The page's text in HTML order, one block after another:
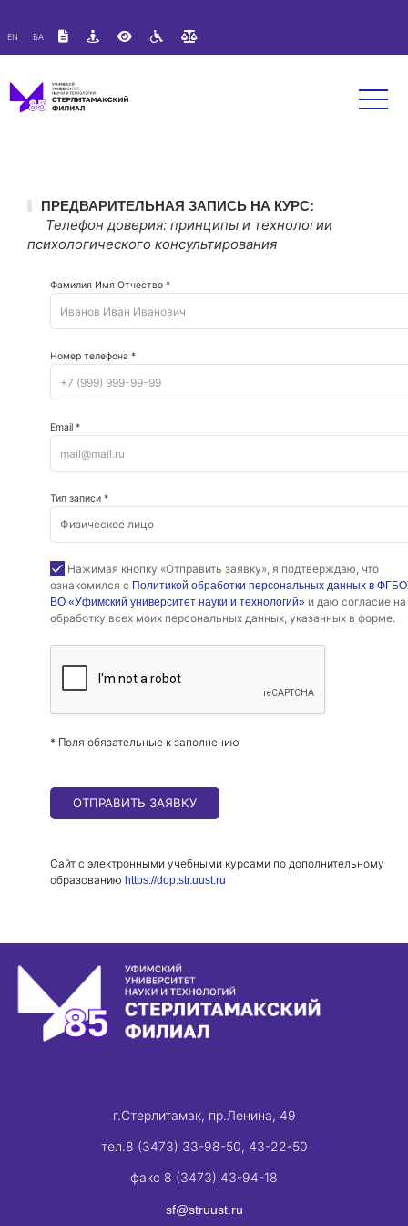
Размер шрифта:
EN БА
ПРЕДВАРИТЕЛЬНАЯ ЗАПИСЬ НА КУРС:
Телефон доверия: принципы и технологии
психологического консультирования
Фамилия Имя Отчество *
Номер телефона *
Email *
Тип записи *
Нажимая кнопку «Отправить заявку», я подтверждаю, что
ознакомился с Политикой обработки персональных данных в
ВО «Уфимский университет науки и технологий» и даю согласие на
обработку всех моих персональных данных, указанных в форме.
* Поля обязательные к заполнению
ОТПРАВИТЬ ЗАЯВКУ
Сайт с электронными учебными курсами по дополнительному
образованию https://dop.str.uust.ru
г.Стерлитамак, пр.Ленина, 49
тел.8 (3473) 33-98-50, 43-22-50
факс 8 (3473) 43-94-18
sf@struust.ru